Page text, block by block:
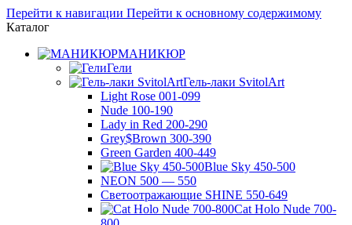
Перейти к навигации Перейти к основному содержимому
Каталог
МАНИКЮР
Гели
Гель-лаки SvitolArt
Light Rose 001-099
Nude 100-190
Lady in Red 200-290
Grey$Brown 300-390
Green Garden 400-449
Blue Sky 450-500
NEON 500 — 550
Светоотражающие SHINE 550-649
Cat Holo Nude 700-